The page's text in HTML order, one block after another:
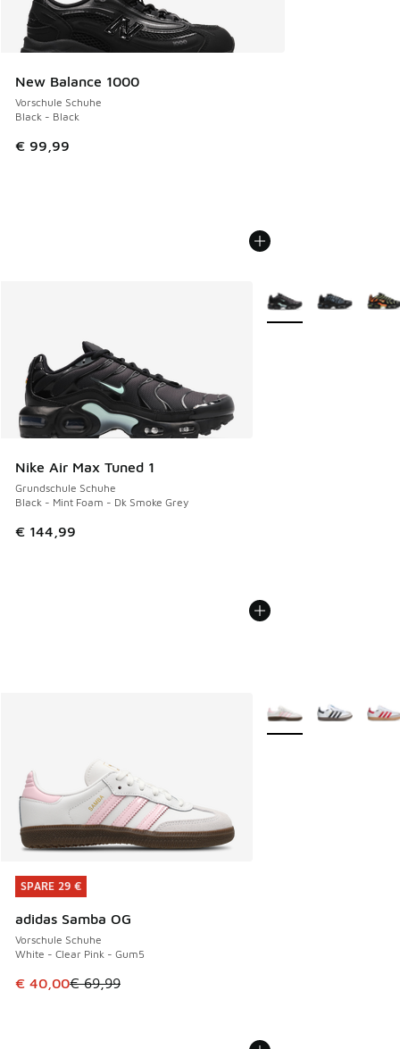
New Balance 1000
Vorschule Schuhe
Black - Black
€ 99,99
Nike Air Max Tuned 1
Grundschule Schuhe
Black - Mint Foam - Dk Smoke Grey
€ 144,99
Weitere Farben
SPARE 29 €
adidas Samba OG
Vorschule Schuhe
White - Clear Pink - Gum5
Dieser Artikel ist im Sale. Der Preis ist von € 69,99 auf €
€ 40,00€ 69,99
SPARE 29 €
Weitere Farben